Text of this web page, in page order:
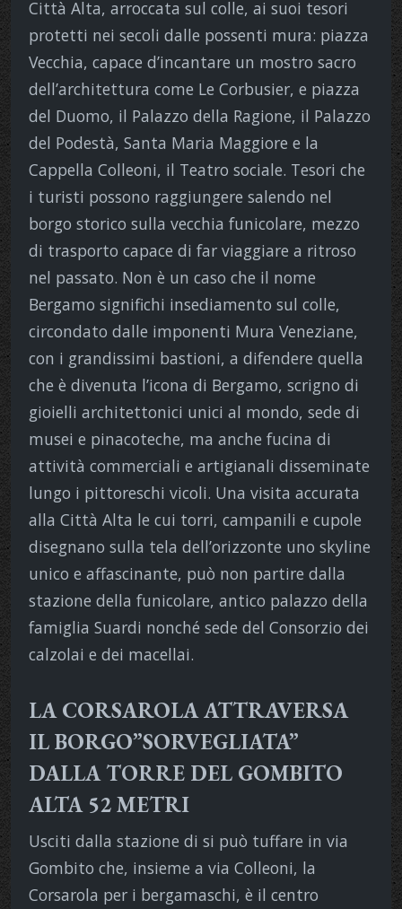
Città Alta, arroccata sul colle, ai suoi tesori
protetti nei secoli dalle possenti mura: piazza
Vecchia, capace d’incantare un mostro sacro
dell’architettura come Le Corbusier, e piazza
del Duomo, il Palazzo della Ragione, il Palazzo
del Podestà, Santa Maria Maggiore e la
Cappella Colleoni, il Teatro sociale. Tesori che
i turisti possono raggiungere salendo nel
borgo storico sulla vecchia funicolare, mezzo
di trasporto capace di far viaggiare a ritroso
nel passato. Non è un caso che il nome
Bergamo significhi insediamento sul colle,
circondato dalle imponenti Mura Veneziane,
con i grandissimi bastioni, a difendere quella
che è divenuta l’icona di Bergamo, scrigno di
gioielli architettonici unici al mondo, sede di
musei e pinacoteche, ma anche fucina di
attività commerciali e artigianali disseminate
lungo i pittoreschi vicoli. Una visita accurata
alla Città Alta le cui torri, campanili e cupole
disegnano sulla tela dell’orizzonte uno skyline
unico e affascinante, può non partire dalla
stazione della funicolare, antico palazzo della
famiglia Suardi nonché sede del Consorzio dei
calzolai e dei macellai.
LA CORSAROLA ATTRAVERSA
IL BORGO”SORVEGLIATA”
DALLA TORRE DEL GOMBITO
ALTA 52 METRI
Usciti dalla stazione di si può tuffare in via
Gombito che, insieme a via Colleoni, la
Corsarola per i bergamaschi, è il centro